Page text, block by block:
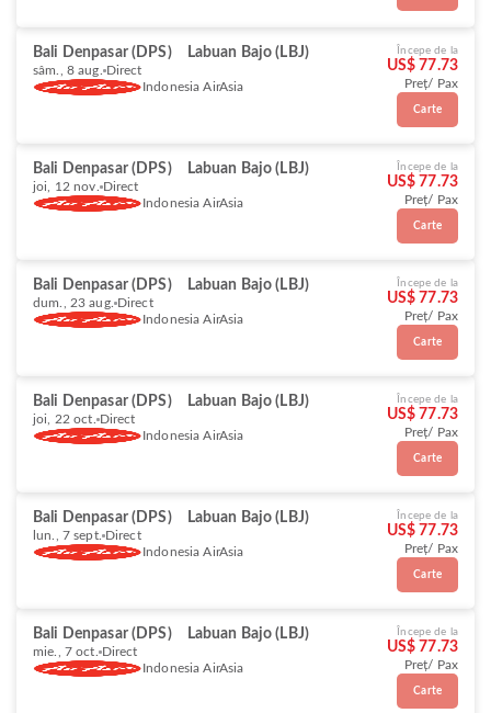
Bali Denpasar (DPS) Labuan Bajo (LBJ)
sâm., 8 aug. Direct
Indonesia AirAsia
Începe de la
US$ 77.73
Preț/ Pax
Carte
Bali Denpasar (DPS) Labuan Bajo (LBJ)
joi, 12 nov. Direct
Indonesia AirAsia
Începe de la
US$ 77.73
Preț/ Pax
Carte
Bali Denpasar (DPS) Labuan Bajo (LBJ)
dum., 23 aug. Direct
Indonesia AirAsia
Începe de la
US$ 77.73
Preț/ Pax
Carte
Bali Denpasar (DPS) Labuan Bajo (LBJ)
joi, 22 oct. Direct
Indonesia AirAsia
Începe de la
US$ 77.73
Preț/ Pax
Carte
Bali Denpasar (DPS) Labuan Bajo (LBJ)
lun., 7 sept. Direct
Indonesia AirAsia
Începe de la
US$ 77.73
Preț/ Pax
Carte
Bali Denpasar (DPS) Labuan Bajo (LBJ)
mie., 7 oct. Direct
Indonesia AirAsia
Începe de la
US$ 77.73
Preț/ Pax
Carte